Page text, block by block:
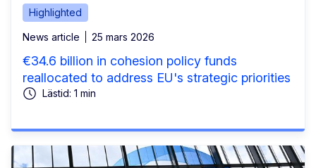
Highlighted
News article 25 mars 2026
€34.6 billion in cohesion policy funds
reallocated to address EU's strategic priorities
Lästid: 1 min